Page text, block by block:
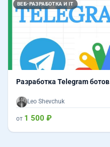
ВЕБ-РАЗРАБОТКА И IT
Разработка Telegram
Leo Shevchuk
от 1 500 ₽